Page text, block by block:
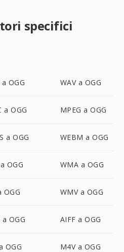
specifici
OGG WAV a OGG
a OGG MPEG a OGG
a OGG WEBM a OGG
OGG WMA a OGG
OGG WMV a OGG
a OGG AIFF a OGG
OGG M4V a OGG